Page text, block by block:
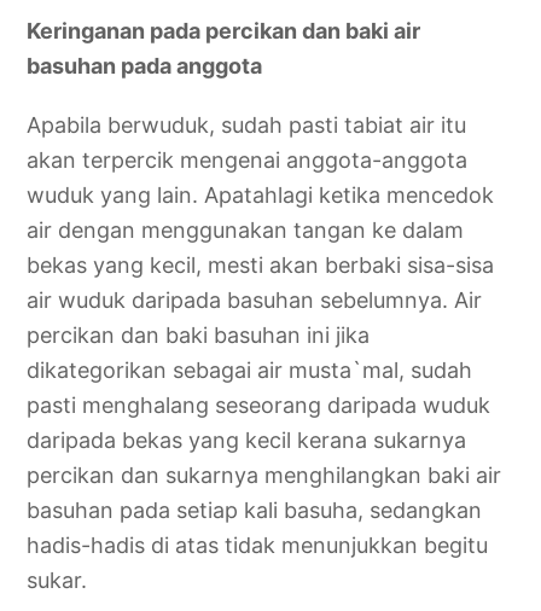
Keringanan pada percikan dan baki air
basuhan pada anggota
Apabila berwuduk, sudah pasti tabiat air itu
akan terpercik mengenai anggota-anggota
wuduk yang lain. Apatahlagi ketika mencedok
air dengan menggunakan tangan ke dalam
bekas yang kecil, mesti akan berbaki sisa-sisa
air wuduk daripada basuhan sebelumnya. Air
percikan dan baki basuhan ini jika
dikategorikan sebagai air musta`mal, sudah
pasti menghalang seseorang daripada wuduk
daripada bekas yang kecil kerana sukarnya
percikan dan sukarnya menghilangkan baki air
basuhan pada setiap kali basuha, sedangkan
hadis-hadis di atas tidak menunjukkan begitu
sukar.